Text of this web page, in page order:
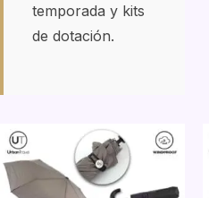
temporada y kits
de dotación.